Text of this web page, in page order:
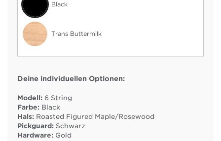
Black
Trans Buttermilk
Deine individuellen Optionen:
Modell: 6 String
Farbe: Black
Hals: Roasted Figured Maple/Rosewood
Pickguard: Schwarz
Hardware: Gold